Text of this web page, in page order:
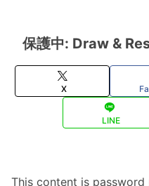
保護中: Draw &
X
LINE
This content is